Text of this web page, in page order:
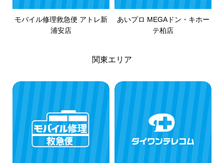
モバイル修理救急便 アトレ新
浦安店
あいプロ MEGAドン・キホー
テ柏店
関東エリア